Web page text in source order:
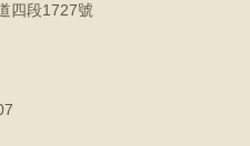
四段1727號